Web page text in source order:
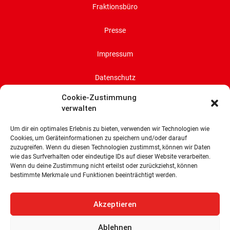
Cookie-Zustimmung
verwalten
Um dir ein optimales Erlebnis zu bieten, verwenden wir Technologien wie
Cookies, um Geräteinformationen zu speichern und/oder darauf
zuzugreifen. Wenn du diesen Technologien zustimmst, können wir Daten
wie das Surfverhalten oder eindeutige IDs auf dieser Website verarbeiten.
Wenn du deine Zustimmung nicht erteilst oder zurückziehst, können
bestimmte Merkmale und Funktionen beeinträchtigt werden.
Akzeptieren
Ablehnen
Fraktionsbüro
Presse
Impressum
Datenschutz
Cookie-Richtlinie (EU)
SPD-Bürgerschaftsfraktion
Land Bremen
Wachtstraße 27/29
28195 Bremen